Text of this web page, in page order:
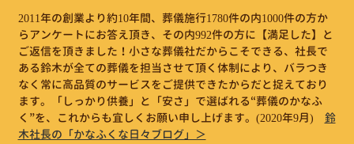
2011年の創業より約10年間、葬儀施行1780件の内1000件の方か
らアンケートにお答え頂き、その内992件の方に【満足した】と
ご返信を頂きました！小さな葬儀社だからこそできる、社長で
ある鈴木が全ての葬儀を担当させて頂く体制により、バラつき
なく常に高品質のサービスをご提供できたからだと捉えており
ます。「しっかり供養」と「安さ」で選ばれる“葬儀のかなふ
く”を、これからも宜しくお願い申し上げます。 (2020年9月)
鈴
木社長の「かなふくな日々ブログ」＞